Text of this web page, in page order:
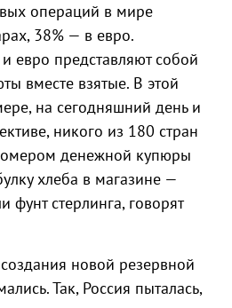
операций в мире
38% — в евро.
евро представляют собой
вместе взятые. В этой
на сегодняшний день и
никого из 180 стран
денежной купюры
хлеба в магазине —
фунт стерлинга, говорят
новой резервной
Так, Россия пыталась,